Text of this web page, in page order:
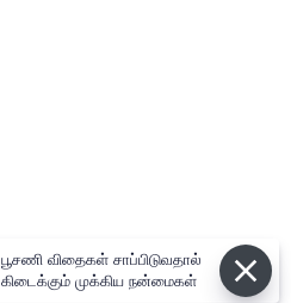
பூசணி விதைகள் சாப்பிடுவதால்
கிடைக்கும் முக்கிய நன்மைகள்